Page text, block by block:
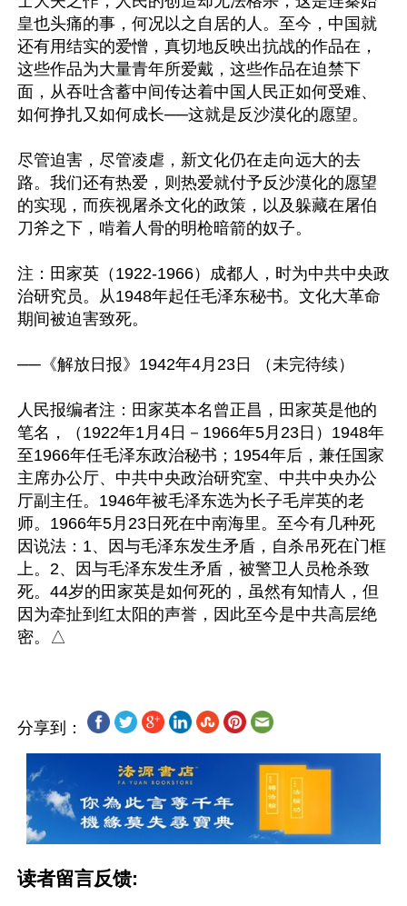
皇也头痛的事，何况以之自居的人。至今，中国就
还有用结实的爱憎，真切地反映出抗战的作品在，
这些作品为大量青年所爱戴，这些作品在迫禁下
面，从吞吐含蓄中间传达着中国人民正如何受难、
如何挣扎又如何成长──这就是反沙漠化的愿望。
尽管迫害，尽管凌虐，新文化仍在走向远大的去
路。我们还有热爱，则热爱就付予反沙漠化的愿望
的实现，而疾视屠杀文化的政策，以及躲藏在屠伯
刀斧之下，啃着人骨的明枪暗箭的奴子。
注：田家英（1922-1966）成都人，时为中共中央政
治研究员。从1948年起任毛泽东秘书。文化大革命
期间被迫害致死。
──《解放日报》1942年4月23日 （未完待续）
人民报编者注：田家英本名曾正昌，田家英是他的
笔名，（1922年1月4日－1966年5月23日）1948年
至1966年任毛泽东政治秘书；1954年后，兼任国家
主席办公厅、中共中央政治研究室、中共中央办公
厅副主任。1946年被毛泽东选为长子毛岸英的老
师。1966年5月23日死在中南海里。至今有几种死
因说法：1、因与毛泽东发生矛盾，自杀吊死在门框
上。2、因与毛泽东发生矛盾，被警卫人员枪杀致
死。44岁的田家英是如何死的，虽然有知情人，但
因为牵扯到红太阳的声誉，因此至今是中共高层绝
分享到：
读者留言反馈: